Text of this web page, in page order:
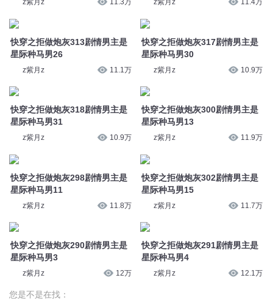
z紫月z 11.3万
快穿之拒做炮灰313剧情男主是
星际种马男26
z紫月z 11.1万
快穿之拒做炮灰318剧情男主是
星际种马男31
z紫月z 10.9万
快穿之拒做炮灰298剧情男主是
星际种马男11
z紫月z 11.8万
快穿之拒做炮灰290剧情男主是
星际种马男3
z紫月z 12万
z紫月z 11.4万
快穿之拒做炮灰317剧情男主是
星际种马男30
z紫月z 10.9万
快穿之拒做炮灰300剧情男主是
星际种马男13
z紫月z 11.9万
快穿之拒做炮灰302剧情男主是
星际种马男15
z紫月z 11.7万
快穿之拒做炮灰291剧情男主是
星际种马男4
z紫月z 12.1万
您是不是在找：